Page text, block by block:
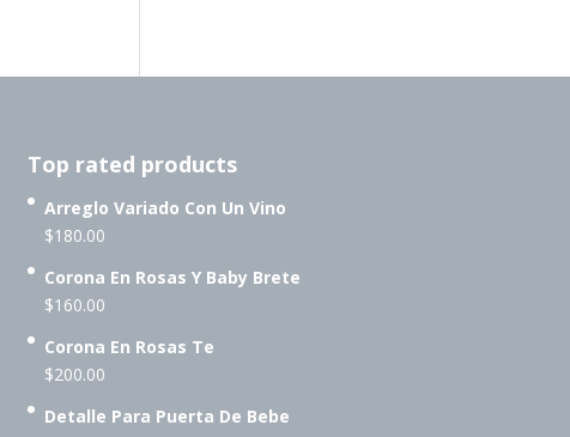
Top rated products
Arreglo Variado Con Un Vino
$180.00
Corona En Rosas Y Baby Brete
$160.00
Corona En Rosas Te
$200.00
Detalle Para Puerta De Bebe